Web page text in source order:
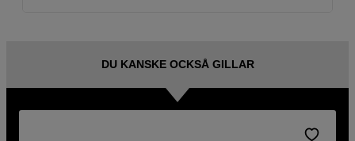
DU KANSKE OCKSÅ GILLAR